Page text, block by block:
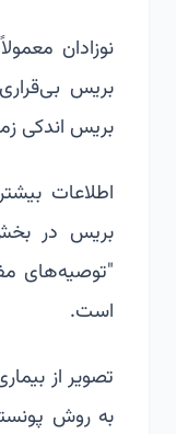
نوزادان
بریس
بریس اندکی
اطلاعات
بریس در بخش
"توصیه‌های
است.
تصویر از
به روش